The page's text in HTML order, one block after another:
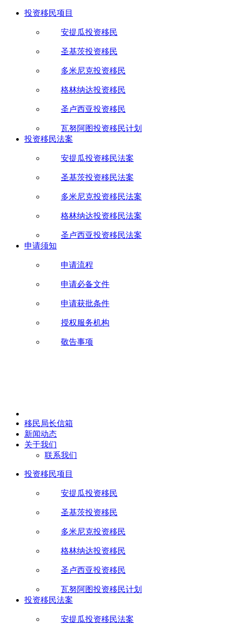
投资移民项目
安提瓜投资移民
圣基茨投资移民
多米尼克投资移民
格林纳达投资移民
圣卢西亚投资移民
瓦努阿图投资移民计划
投资移民法案
安提瓜投资移民法案
圣基茨投资移民法案
多米尼克投资移民法案
格林纳达投资移民法案
圣卢西亚投资移民法案
申请须知
申请流程
申请必备文件
申请获批条件
授权服务机构
敬告事项
移民局长信箱
新闻动态
关于我们
联系我们
投资移民项目
安提瓜投资移民
圣基茨投资移民
多米尼克投资移民
格林纳达投资移民
圣卢西亚投资移民
瓦努阿图投资移民计划
投资移民法案
安提瓜投资移民法案